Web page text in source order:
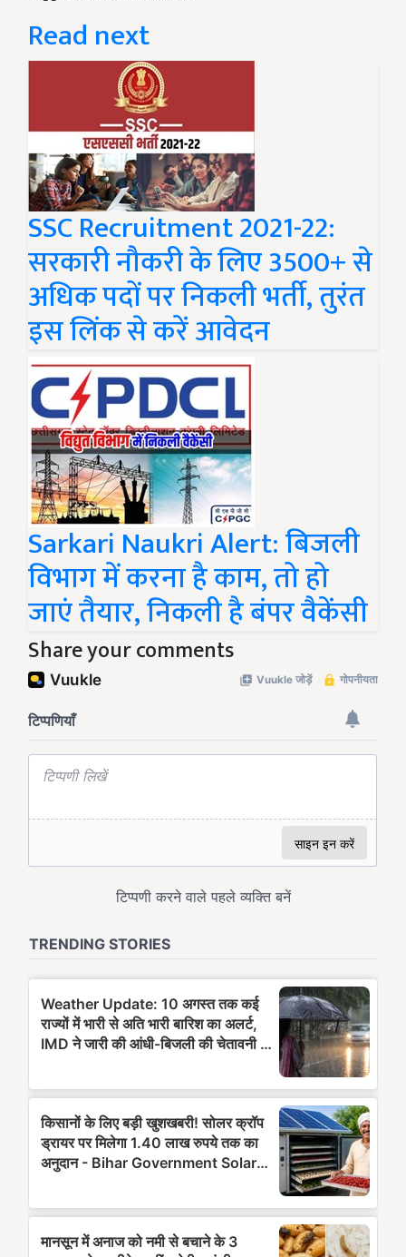
Read next
SSC Recruitment 2021-22:
सरकारी नौकरी के लिए 3500+ से
अधिक पदों पर निकली भर्ती, तुरंत
इस लिंक से करें आवेदन
Sarkari Naukri Alert: बिजली
विभाग में करना है काम, तो हो
जाएं तैयार, निकली है बंपर वैकेंसी
Share your comments